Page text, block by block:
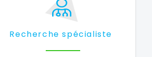
Recherche spécialiste